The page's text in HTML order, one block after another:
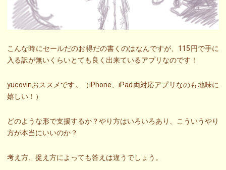
こんな時にセールだのお得だの書くのはなんですが、115円で手に
入る訳が無いくらいとても良く出来ているアプリなのです！
yucovinおススメです。（iPhone、iPad両対応アプリなのも地味に
嬉しい！）
どのような形で支援するか？やり方はいろいろあり、こういうやり
方が本当にいいのか？
考え方、捉え方によっても答えは違うでしょう。